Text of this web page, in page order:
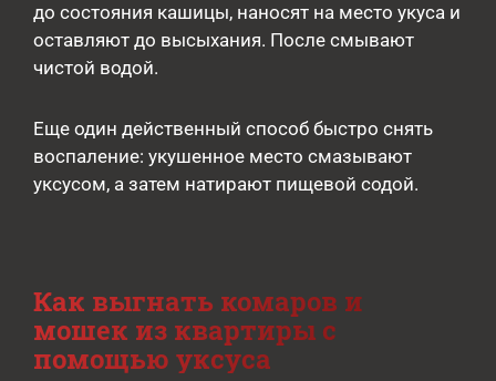
до состояния кашицы, наносят на место укуса и
оставляют до высыхания. После смывают
чистой водой.
Еще один действенный способ быстро снять
воспаление: укушенное место смазывают
уксусом, а затем натирают пищевой содой.
Как выгнать комаров и
мошек из квартиры с
помощью уксуса